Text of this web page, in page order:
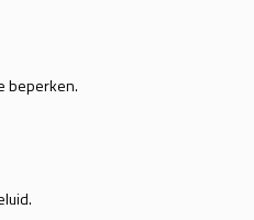
beperken.